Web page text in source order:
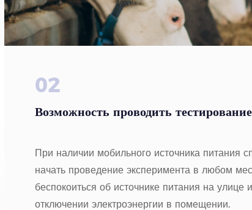
02
Возможность проводить
При наличии мобильного источника питания
начать проведение эксперимента в любом
беспокоиться об источнике питания на улице
отключении электроэнергии в помещении.